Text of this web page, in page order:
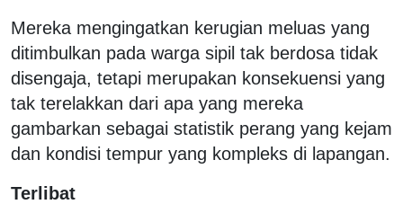
Mereka mengingatkan kerugian meluas yang
ditimbulkan pada warga sipil tak berdosa tidak
disengaja, tetapi merupakan konsekuensi yang
tak terelakkan dari apa yang mereka
gambarkan sebagai statistik perang yang kejam
dan kondisi tempur yang kompleks di lapangan.
Terlibat